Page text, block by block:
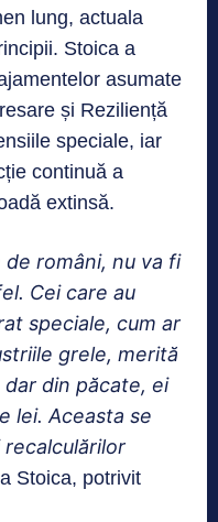
lung, actuala
Stoica a
asumate
și Reziliență
speciale, iar
continuă a
extinsă.
de români, nu va fi
Cei care au
speciale, cum ar
grele, merită
din păcate, ei
lei. Aceasta se
Stoica, potrivit